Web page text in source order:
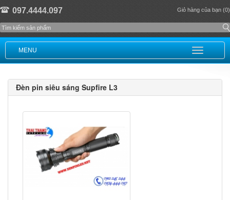
097.4444.097 Giỏ hàng của bạn (0)
MENU
Đèn pin siêu sáng Supfire L3